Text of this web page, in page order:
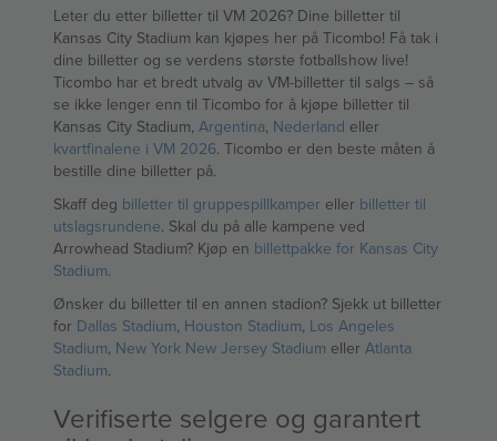
Leter du etter billetter til VM 2026? Dine billetter til
Kansas City Stadium kan kjøpes her på Ticombo! Få tak i
dine billetter og se verdens største fotballshow live!
Ticombo har et bredt utvalg av VM-billetter til salgs – så
se ikke lenger enn til Ticombo for å kjøpe billetter til
Kansas City Stadium, Argentina, Nederland eller
kvartfinalene i VM 2026. Ticombo er den beste måten å
bestille dine billetter på.
Skaff deg billetter til gruppespillkamper eller billetter til
utslagsrundene. Skal du på alle kampene ved
Arrowhead Stadium? Kjøp en billettpakke for Kansas City
Stadium.
Ønsker du billetter til en annen stadion? Sjekk ut billetter
for Dallas Stadium, Houston Stadium, Los Angeles
Stadium, New York New Jersey Stadium eller Atlanta
Stadium.
Verifiserte selgere og garantert